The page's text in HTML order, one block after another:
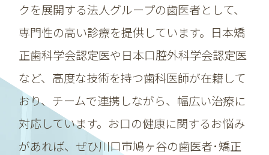
クを展開する法人グループの歯医者として、
専門性の高い診療を提供しています。日本矯
正歯科学会認定医や日本口腔外科学会認定医
など、高度な技術を持つ歯科医師が在籍して
おり、チームで連携しながら、幅広い治療に
対応しています。お口の健康に関するお悩み
があれば、ぜひ川口市鳩ヶ谷の歯医者･矯正